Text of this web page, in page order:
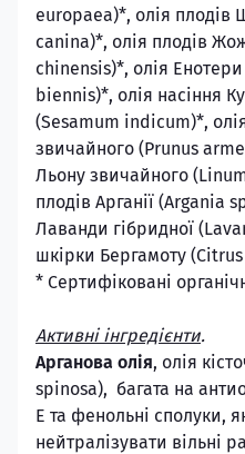
еuropaea)*, олія
сanina)*, олія плодів
сhinensis)*, олія
biennis)*, олія насіння
(Sesamum іndicum)*,
звичайного (Prunus
Льону звичайного
плодів Арганії (Argania s
Лаванди гібридної
шкірки Бергамоту
* Сертифіковані
Активні інгредієнти.
Арганова олія, олія
spinosa), багата на
Е та фенольні сполуки,
нейтралізувати вільні